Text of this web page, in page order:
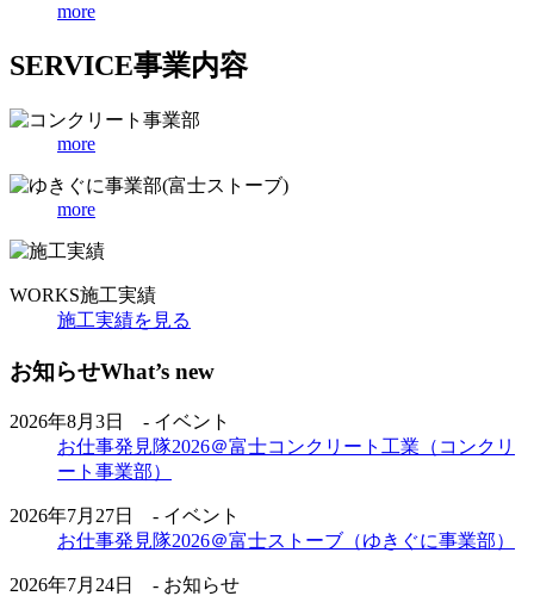
more
SERVICE事業内容
more
more
WORKS施工実績
施工実績を見る
お知らせWhat’s new
2026年8月3日 - イベント
お仕事発見隊2026＠富士コンクリート工業（コンクリ
ート事業部）
2026年7月27日 - イベント
お仕事発見隊2026＠富士ストーブ（ゆきぐに事業部）
2026年7月24日 - お知らせ